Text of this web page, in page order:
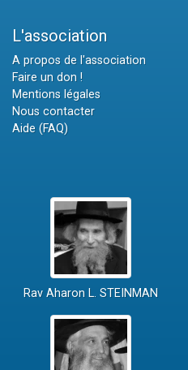
L'association
A propos de l'association
Faire un don !
Mentions légales
Nous contacter
Aide (FAQ)
Rav Aharon L. STEINMAN